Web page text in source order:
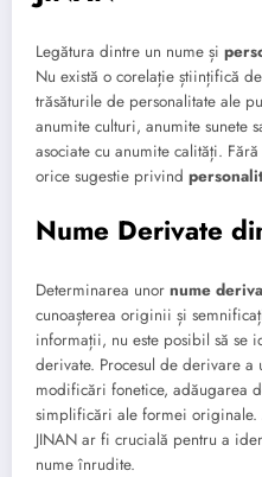
Legătura dintre un nume și
Nu există o corelație științifică
trăsăturile de personalitate ale
anumite culturi, anumite sunete
asociate cu anumite calități.
orice sugestie privind
Nume Derivate
Determinarea unor nume
cunoașterea originii și
informații, nu este posibil să se
derivate. Procesul de derivare
modificări fonetice, adăugarea
simplificări ale formei originale.
JINAN ar fi crucială pentru a
nume înrudite.